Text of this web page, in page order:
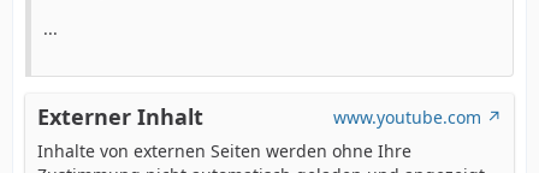
...
Externer Inhalt
www.youtube.com
Inhalte von externen Seiten werden ohne Ihre